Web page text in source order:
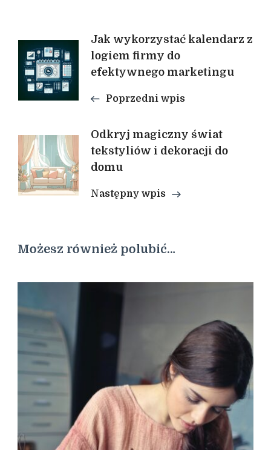
Nawigacja
wpisu
Jak wykorzystać kalendarz z
logiem firmy do
efektywnego marketingu
Poprzedni wpis
Odkryj magiczny świat
tekstyliów i dekoracji do
domu
Następny wpis
Możesz również polubić…